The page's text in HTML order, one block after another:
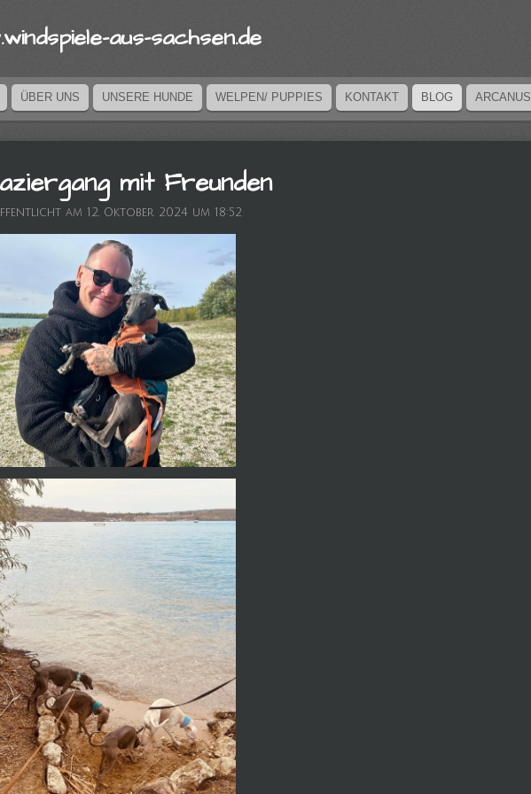
ele-aus-sachsen.de
ÜBER UNS UNSERE HUNDE WELPEN/ PUPPIES KONTAKT BLOG ARCANUS
mit Freunden
am 12. Oktober 2024 um 18:52